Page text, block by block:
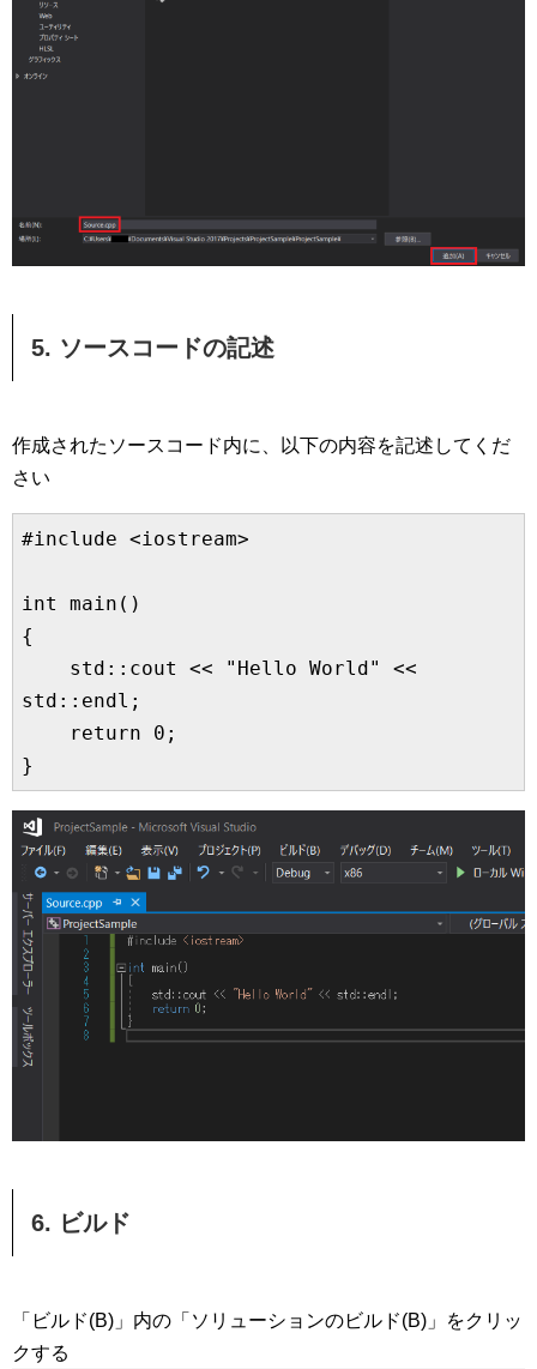
5. ソースコードの記述
作成されたソースコード内に、以下の内容を記述してくだ
さい
#include <iostream>
int main()
{
std::endl;
}
6. ビルド
「ビルド(B)」内の「ソリューションのビルド(B)」をクリッ
クする